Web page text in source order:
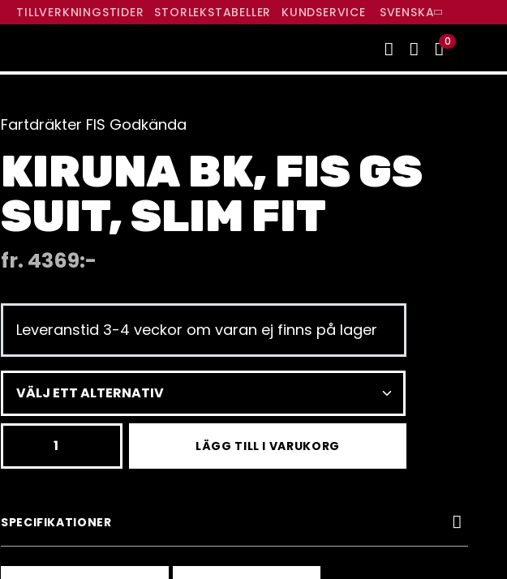
TILLVERKNINGSTIDER STORLEKSTABELLER KUNDSERVICE SVENSKA
0
Fartdräkter FIS Godkända
KIRUNA BK, FIS GS
SUIT, SLIM FIT
fr. 4369:-
Leveranstid 3-4 veckor om varan ej finns på lager
Slim
LÄGG TILL I VARUKORG
SPECIFIKATIONER